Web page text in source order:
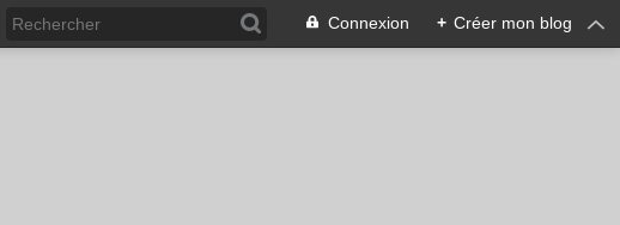
Connexion + Créer mon blog